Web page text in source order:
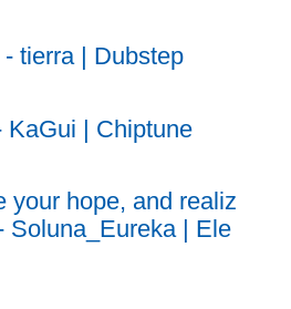
tierra | Dubstep
KaGui | Chiptune
your hope, and realiz
Soluna_Eureka | Ele